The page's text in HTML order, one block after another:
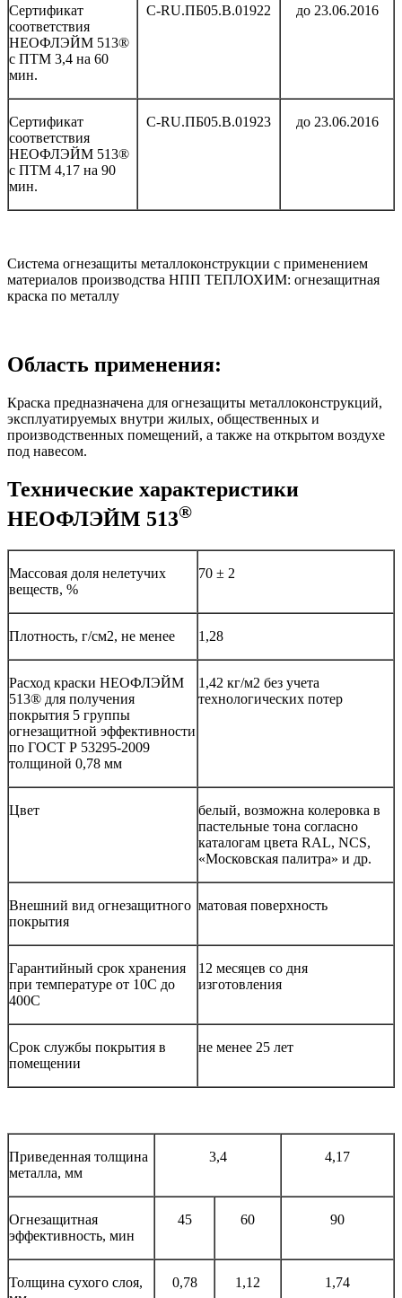
Сертификат
соответствия
НЕОФЛЭЙМ 513®
с ПТМ 3,4 на 60
мин.
С-RU.ПБ05.В.01922 до 23.06.2016
Сертификат
соответствия
НЕОФЛЭЙМ 513®
с ПТМ 4,17 на 90
мин.
С-RU.ПБ05.В.01923 до 23.06.2016
Система огнезащиты металлоконструкции с применением
материалов производства НПП ТЕПЛОХИМ: огнезащитная
краска по металлу
Область применения:
Краска предназначена для огнезащиты металлоконструкций,
эксплуатируемых внутри жилых, общественных и
производственных помещений, а также на открытом воздухе
под навесом.
Технические характеристики
НЕОФЛЭЙМ 513®
Массовая доля нелетучих
веществ, %
70 ± 2
Плотность, г/см2, не менее 1,28
Расход краски НЕОФЛЭЙМ
513® для получения
покрытия 5 группы
огнезащитной эффективности
по ГОСТ Р 53295-2009
толщиной 0,78 мм
1,42 кг/м2 без учета
технологических потер
Цвет
белый, возможна колеровка в
пастельные тона согласно
каталогам цвета RAL, NCS,
«Московская палитра» и др.
Внешний вид огнезащитного
покрытия
матовая поверхность
Гарантийный срок хранения
при температуре от 10С до
400С
12 месяцев со дня
изготовления
Срок службы покрытия в
помещении
не менее 25 лет
Приведенная толщина
металла, мм
3,4 4,17
Огнезащитная
эффективность, мин
45 60 90
Толщина сухого слоя,
0,78 1,12 1,74